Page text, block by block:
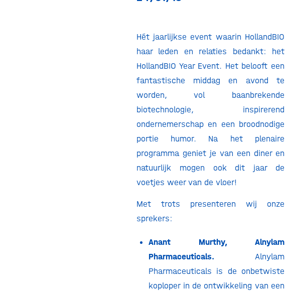
Hét jaarlijkse event waarin HollandBIO
haar leden en relaties bedankt: het
HollandBIO Year Event. Het belooft een
fantastische middag en avond te
worden, vol baanbrekende
biotechnologie, inspirerend
ondernemerschap en een broodnodige
portie humor. Na het plenaire
programma geniet je van een diner en
natuurlijk mogen ook dit jaar de
voetjes weer van de vloer!
Met trots presenteren wij onze
sprekers:
Anant Murthy, Alnylam
Pharmaceuticals. Alnylam
Pharmaceuticals is de onbetwiste
koploper in de ontwikkeling van een